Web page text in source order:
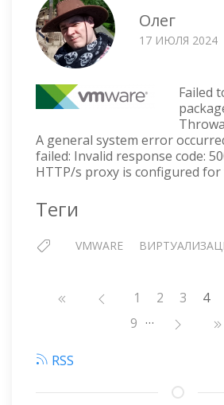
Олег
17 ИЮЛЯ 2024
Failed
A general system error
failed: Invalid response code:
HTTP/s proxy is configured
Теги
VMWARE
Нумерация
Страница
1 Страница
2 3 4
Страница
9 …
RSS